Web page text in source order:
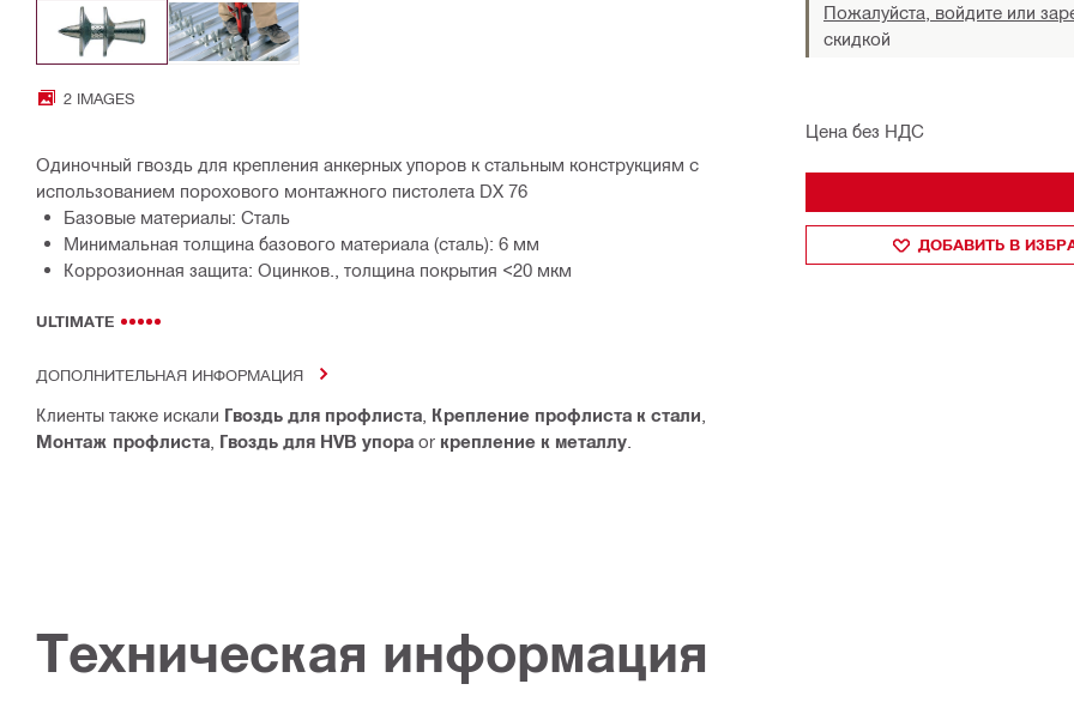
2 IMAGES
Одиночный гвоздь для крепления анкерных упоров к стальным конструкциям с
использованием порохового монтажного пистолета DX 76
Базовые материалы: Сталь
Минимальная толщина базового материала (сталь): 6 мм
Коррозионная защита: Оцинков., толщина покрытия <20 мкм
ULTIMATE
ДОПОЛНИТЕЛЬНАЯ ИНФОРМАЦИЯ
Клиенты также искали Гвоздь для профлиста Крепление профлиста к стали
Монтаж профлиста Гвоздь для HVB упора or крепление к металлу
Пожалуйста, войдите или
скидкой
Цена без НДС
ДОБАВИТЬ В
Техническая информация